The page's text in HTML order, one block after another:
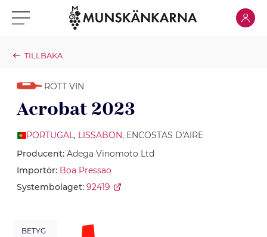
Klicka för meny Klicka
TILLBAKA
RÖTT VIN
Acrobat 2023
PORTUGAL, LISSABON, ENCOSTAS D'AIRE
Producent: Adega Vinomoto Ltd
Importör: Boa Pressao
Systembolaget: 92419
BETYG